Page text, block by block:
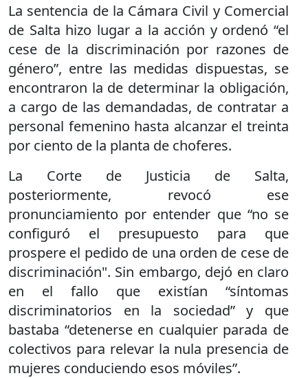
La sentencia de la Cámara Civil y Comercial
de Salta hizo lugar a la acción y ordenó “el
cese de la discriminación por razones de
género”, entre las medidas dispuestas, se
encontraron la de determinar la obligación,
a cargo de las demandadas, de contratar a
personal femenino hasta alcanzar el treinta
por ciento de la planta de choferes.
La Corte de Justicia de Salta,
posteriormente, revocó ese
pronunciamiento por entender que “no se
configuró el presupuesto para que
prospere el pedido de una orden de cese de
discriminación". Sin embargo, dejó en claro
en el fallo que existían “síntomas
discriminatorios en la sociedad” y que
bastaba “detenerse en cualquier parada de
colectivos para relevar la nula presencia de
mujeres conduciendo esos móviles”.